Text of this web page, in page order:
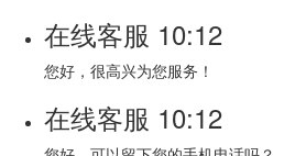
在线客服 10:12
您好，很高兴为您服务！
在线客服 10:12